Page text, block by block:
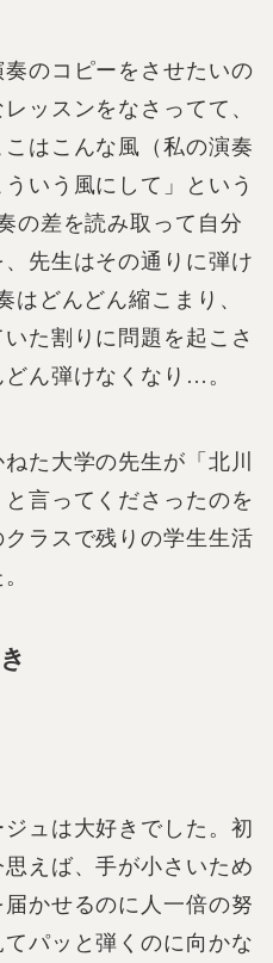
のコピーをさせたいの
ッスンをなさってて、
はこんな風（私の演奏
いう風にして」という
の差を読み取って自分
先生はその通りに弾け
はどんどん縮こまり、
た割りに問題を起こさ
ん弾けなくなり…。
た大学の先生が「北川
言ってくださったのを
ラスで残りの学生生活
ュは大好きでした。初
えば、手が小さいため
かせるのに人一倍の努
パッと弾くのに向かな